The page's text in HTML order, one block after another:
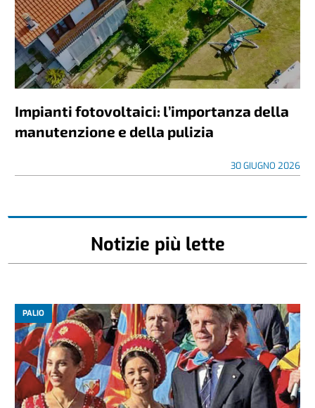
Impianti fotovoltaici: l’importanza della
manutenzione e della pulizia
30 GIUGNO 2026
Notizie più lette
PALIO